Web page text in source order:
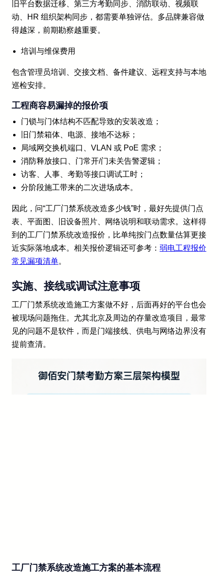
旧平台数据迁移、第三方考勤同步、消防联动、视频联
动、HR 组织架构同步，都需要单独评估。多品牌兼容做
得越深，前期勘察越重要。
培训与维保费用
包含管理员培训、交接文档、备件建议、远程支持与本地
巡检安排。
工程商容易漏掉的报价项
门锁与门体结构不匹配导致的安装改造；
旧门禁箱体、电源、接地不达标；
局域网交换机端口、VLAN 或 PoE 需求；
消防释放接口、门常开/门未关告警逻辑；
访客、人事、考勤等接口调试工时；
分阶段施工带来的二次进场成本。
因此，问“工厂门禁系统改造多少钱”时，最好先提供门点
表、平面图、旧设备照片、网络说明和联动需求。这样得
到的工厂门禁系统改造报价，比单纯按门点数量估算更接
近实际落地成本。相关报价逻辑还可参考： 弱电工程报价
常见漏项清单。
实施、接线或调试注意事项
工厂门禁系统改造施工方案做不好，后面再好的平台也会
被现场问题拖住。尤其北京及周边的存量改造项目，最常
见的问题不是软件，而是门端接线、供电与网络边界没有
提前查清。
工厂门禁系统改造施工方案的基本流程